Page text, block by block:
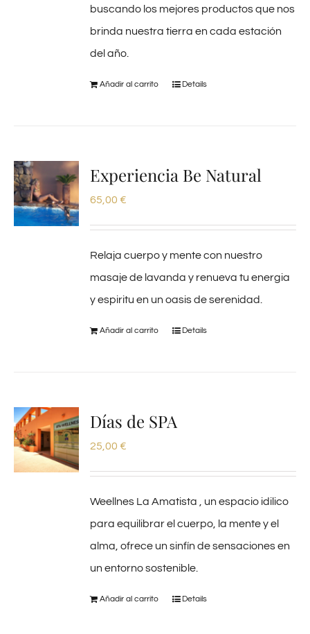
buscando los mejores productos que nos
brinda nuestra tierra en cada estación
del año.
Añadir al carrito Details
Experiencia Be Natural
65,00 €
Relaja cuerpo y mente con nuestro
masaje de lavanda y renueva tu energia
y espiritu en un oasis de serenidad.
Añadir al carrito Details
Días de SPA
25,00 €
Weellnes La Amatista , un espacio idilico
para equilibrar el cuerpo, la mente y el
alma, ofrece un sinfín de sensaciones en
un entorno sostenible.
Añadir al carrito Details